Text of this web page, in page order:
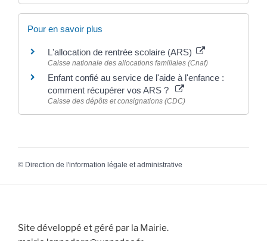
Pour en savoir plus
L'allocation de rentrée scolaire (ARS)
Caisse nationale des allocations familiales (Cnaf)
Enfant confié au service de l'aide à l'enfance :
comment récupérer vos ARS ?
Caisse des dépôts et consignations (CDC)
© Direction de l'information légale et administrative
Site développé et géré par la Mairie.